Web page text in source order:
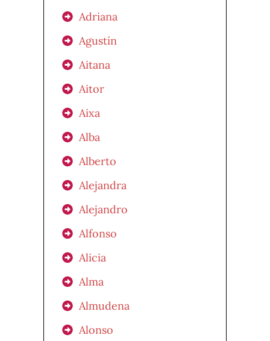
Adriana
Agustín
Aitana
Aitor
Aixa
Alba
Alberto
Alejandra
Alejandro
Alfonso
Alicia
Alma
Almudena
Alonso